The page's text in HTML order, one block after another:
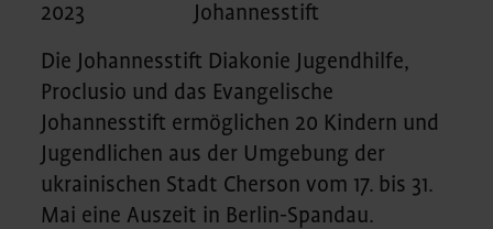
2023
Johannesstift
Die Johannesstift Diakonie Jugendhilfe,
Proclusio und das Evangelische
Johannesstift ermöglichen 20 Kindern und
Jugendlichen aus der Umgebung der
ukrainischen Stadt Cherson vom 17. bis 31.
Mai eine Auszeit in Berlin-Spandau.